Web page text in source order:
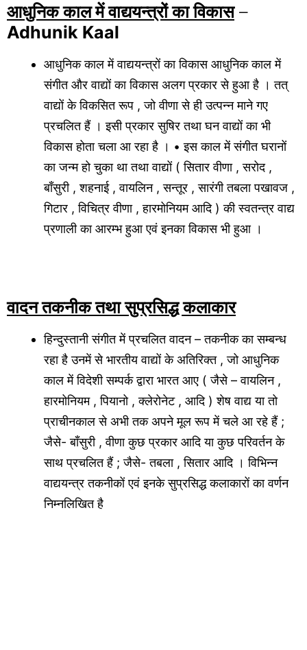
आधुनिक काल में वाद्ययन्त्रों का विकास–
Adhunik Kaal
आधुनिक काल में वाद्ययन्त्रों का विकास आधुनिक काल में
संगीत और वाद्यों का विकास अलग प्रकार से हुआ है । तत्
वाद्यों के विकसित रूप , जो वीणा से ही उत्पन्न माने गए
प्रचलित हैं । इसी प्रकार सुषिर तथा घन वाद्यों का भी
विकास होता चला आ रहा है । • इस काल में संगीत घरानों
का जन्म हो चुका था तथा वाद्यों ( सितार वीणा , सरोद ,
बाँसुरी , शहनाई , वायलिन , सन्तूर , सारंगी तबला पखावज ,
गिटार , विचित्र वीणा , हारमोनियम आदि ) की स्वतन्त्र वाद्य
प्रणाली का आरम्भ हुआ एवं इनका विकास भी हुआ ।
वादन तकनीक तथा सुप्रसिद्ध कलाकार
हिन्दुस्तानी संगीत में प्रचलित वादन – तकनीक का सम्बन्ध
रहा है उनमें से भारतीय वाद्यों के अतिरिक्त , जो आधुनिक
काल में विदेशी सम्पर्क द्वारा भारत आए ( जैसे – वायलिन ,
हारमोनियम , पियानो , क्लेरोनेट , आदि ) शेष वाद्य या तो
प्राचीनकाल से अभी तक अपने मूल रूप में चले आ रहे हैं ;
जैसे- बाँसुरी , वीणा कुछ प्रकार आदि या कुछ परिवर्तन के
साथ प्रचलित हैं ; जैसे- तबला , सितार आदि । विभिन्न
वाद्ययन्त्र तकनीकों एवं इनके सुप्रसिद्ध कलाकारों का वर्णन
निम्नलिखित है